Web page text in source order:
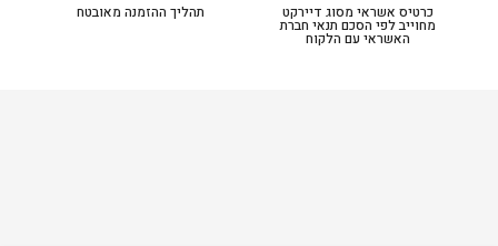
כרטיס אשראי מסוג דיירקט
מחוייב לפי הסכם תנאי חברת
האשראי עם הלקוח
תהליך ההזמנה מאובטח